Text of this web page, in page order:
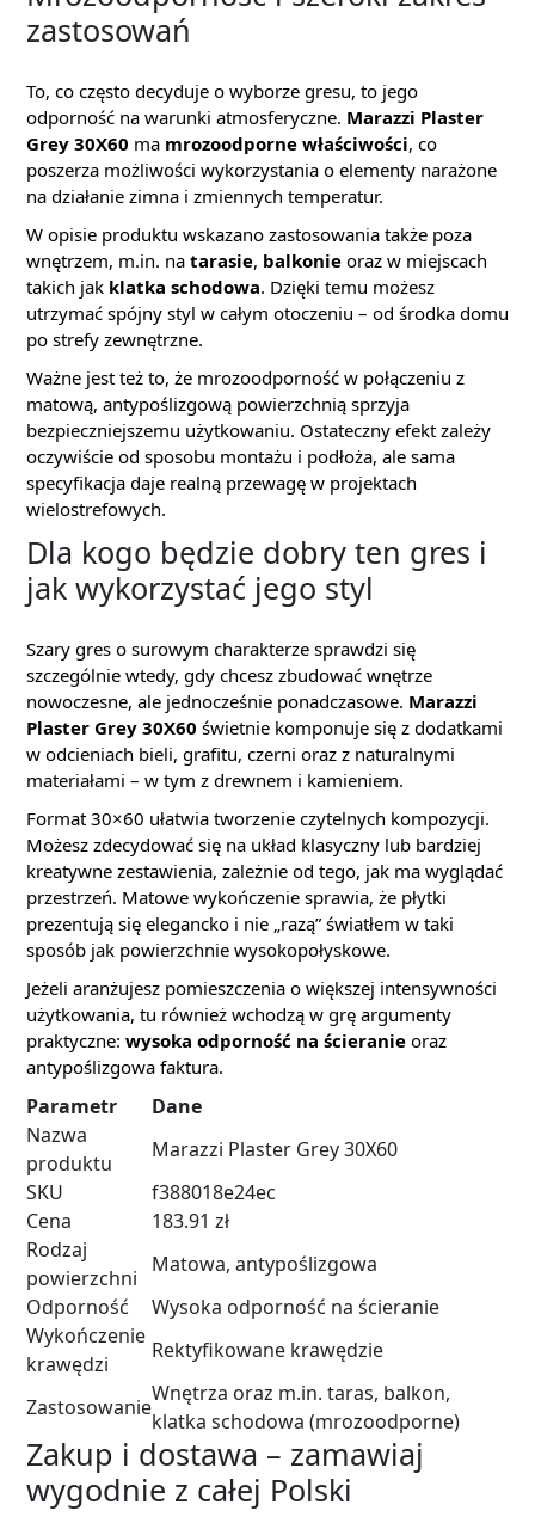
zastosowań
To, co często decyduje o wyborze gresu, to jego
odporność na warunki atmosferyczne. Marazzi Plaster
Grey 30X60 ma mrozoodporne właściwości, co
poszerza możliwości wykorzystania o elementy narażone
na działanie zimna i zmiennych temperatur.
W opisie produktu wskazano zastosowania także poza
wnętrzem, m.in. na tarasie, balkonie oraz w miejscach
takich jak klatka schodowa. Dzięki temu możesz
utrzymać spójny styl w całym otoczeniu – od środka domu
po strefy zewnętrzne.
Ważne jest też to, że mrozoodporność w połączeniu z
matową, antypoślizgową powierzchnią sprzyja
bezpieczniejszemu użytkowaniu. Ostateczny efekt zależy
oczywiście od sposobu montażu i podłoża, ale sama
specyfikacja daje realną przewagę w projektach
wielostrefowych.
Dla kogo będzie dobry ten gres i
jak wykorzystać jego styl
Szary gres o surowym charakterze sprawdzi się
szczególnie wtedy, gdy chcesz zbudować wnętrze
nowoczesne, ale jednocześnie ponadczasowe. Marazzi
Plaster Grey 30X60 świetnie komponuje się z dodatkami
w odcieniach bieli, grafitu, czerni oraz z naturalnymi
materiałami – w tym z drewnem i kamieniem.
Format 30×60 ułatwia tworzenie czytelnych kompozycji.
Możesz zdecydować się na układ klasyczny lub bardziej
kreatywne zestawienia, zależnie od tego, jak ma wyglądać
przestrzeń. Matowe wykończenie sprawia, że płytki
prezentują się elegancko i nie „razą” światłem w taki
sposób jak powierzchnie wysokopołyskowe.
Jeżeli aranżujesz pomieszczenia o większej intensywności
użytkowania, tu również wchodzą w grę argumenty
praktyczne: wysoka odporność na ścieranie oraz
antypoślizgowa faktura.
Parametr
Dane
Nazwa
produktu
Marazzi Plaster Grey 30X60
SKU
f388018e24ec
Cena
183.91 zł
Rodzaj
powierzchni
Matowa, antypoślizgowa
Odporność
Wysoka odporność na ścieranie
Wykończenie
krawędzi
Rektyfikowane krawędzie
Zastosowanie
Wnętrza oraz m.in. taras, balkon,
klatka schodowa (mrozoodporne)
Zakup i dostawa – zamawiaj
wygodnie z całej Polski